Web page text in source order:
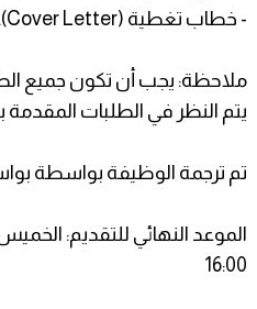
- خطاب تغطية (Cover Letter).
ملاحظة: يجب أن تكون جميع
يتم النظر في الطلبات المقدمة
تم ترجمة الوظيفة بواسطة
16:00